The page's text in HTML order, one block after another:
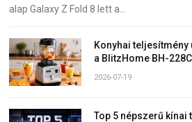
alap Galaxy Z Fold 8 lett a…
Konyhai
a BlitzHome BH-
2026-07-19
Top 5 népszerű kínai